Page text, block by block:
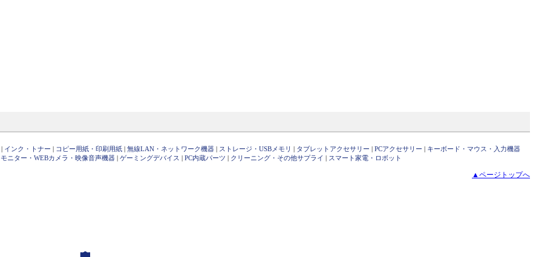
| インク・トナー | コピー用紙・印刷用紙 | 無線LAN・ネットワーク機器 | ストレージ・USBメモリ | タブレットアクセサリー | PCアクセサリー | キーボード・マウス・入力機器
モニター・WEBカメラ・映像音声機器 | ゲーミングデバイス | PC内蔵パーツ | クリーニング・その他サプライ | スマート家電・ロボット
▲ページトップへ